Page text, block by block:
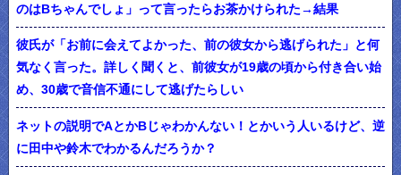
のはBちゃんでしょ」って言ったらお茶かけられた→結果
彼氏が「お前に会えてよかった、前の彼女から逃げられた」と何
気なく言った。詳しく聞くと、前彼女が19歳の頃から付き合い始
め、30歳で音信不通にして逃げたらしい
ネットの説明でAとかBじゃわかんない！とかいう人いるけど、逆
に田中や鈴木でわかるんだろうか？